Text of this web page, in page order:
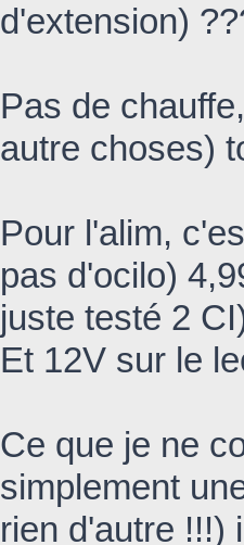
d'extension)
Pas de
autre choses)
Pour l'alim,
pas d'ocilo)
juste testé 2
Et 12V sur le
Ce que je ne
simplement
rien d'autre !!!)